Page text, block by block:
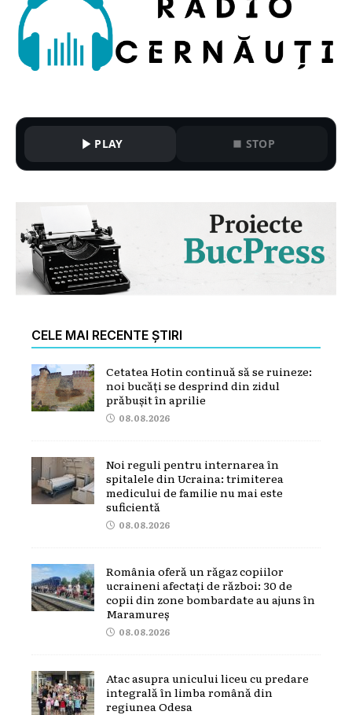
PLAY STOP
CELE MAI RECENTE ȘTIRI
Cetatea Hotin continuă să se ruineze:
noi bucăți se desprind din zidul
prăbușit în aprilie
08.08.2026
Noi reguli pentru internarea în
spitalele din Ucraina: trimiterea
medicului de familie nu mai este
suficientă
08.08.2026
România oferă un răgaz copiilor
ucraineni afectați de război: 30 de
copii din zone bombardate au ajuns în
Maramureș
08.08.2026
Atac asupra unicului liceu cu predare
integrală în limba română din
regiunea Odesa